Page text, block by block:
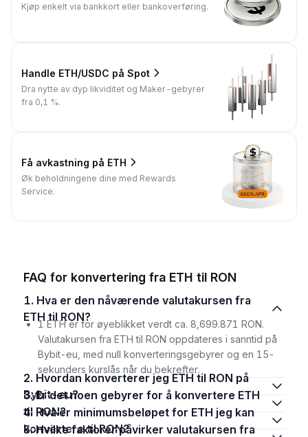
Kjøp enkelt via bankkort eller bankoverføring.
Handle ETH/USDC på Spot
Dra nytte av dyp likviditet og Maker-gebyrer
fra 0,1 %.
Få avkastning på ETH
Øk beholdningene dine med Rewards
Service.
FAQ for konvertering fra ETH til RON
1. Hva er den nåværende valutakursen fra
ETH til RON?
1 ETH er for øyeblikket verdt ca. 8,699.871 RON.
Valutakursen fra ETH til RON oppdateres i sanntid på
Bybit-eu, med null konverteringsgebyrer og en 15-
sekunders kurslås når du bekrefter.
2. Hvordan konverterer jeg ETH til RON på
Bybit-eu?
3. Er det noen gebyrer for å konvertere ETH
til RON?
4. Hva er minimumsbeløpet for ETH jeg kan
konvertere til RON?
5. Hvilke faktorer påvirker valutakursen fra